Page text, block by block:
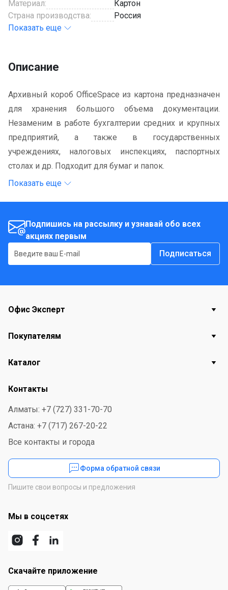
Материал:
Картон
Страна производства:
Россия
Показать еще
Описание
Архивный короб OfficeSpace из картона предназначен
для хранения большого объема документации.
Незаменим в работе бухгалтерии средних и крупных
предприятий, а также в государственных
учреждениях, налоговых инспекциях, паспортных
столах и др. Подходит для бумаг и папок.
Показать еще
Подпишись на рассылку и узнавай обо всех
акциях первым
Подписаться
Офис Эксперт
Покупателям
Каталог
Контакты
Алматы: +7 (727) 331-70-70
Астана: +7 (717) 267-20-22
Все контакты и города
Форма обратной связи
Пишите свои вопросы и предложения
Мы в соцсетях
Скачайте приложение